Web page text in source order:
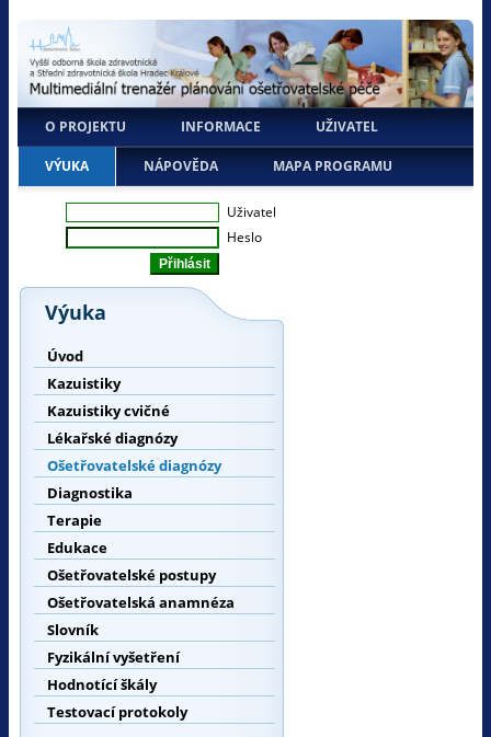
O PROJEKTU INFORMACE UŽIVATEL
VÝUKA NÁPOVĚDA MAPA PROGRAMU
Uživatel
Heslo
Výuka
Úvod
Kazuistiky
Kazuistiky cvičné
Lékařské diagnózy
Ošetřovatelské diagnózy
Diagnostika
Terapie
Edukace
Ošetřovatelské postupy
Ošetřovatelská anamnéza
Slovník
Fyzikální vyšetření
Hodnotící škály
Testovací protokoly